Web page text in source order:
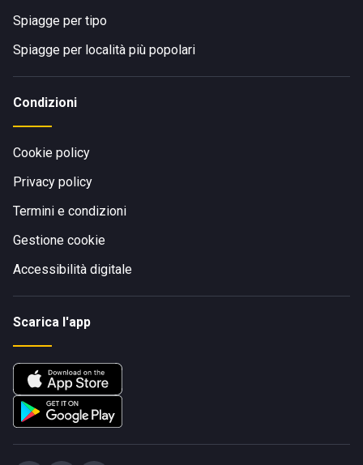
Spiagge per tipo
Spiagge per località più popolari
Condizioni
Cookie policy
Privacy policy
Termini e condizioni
Gestione cookie
Accessibilità digitale
Scarica l'app